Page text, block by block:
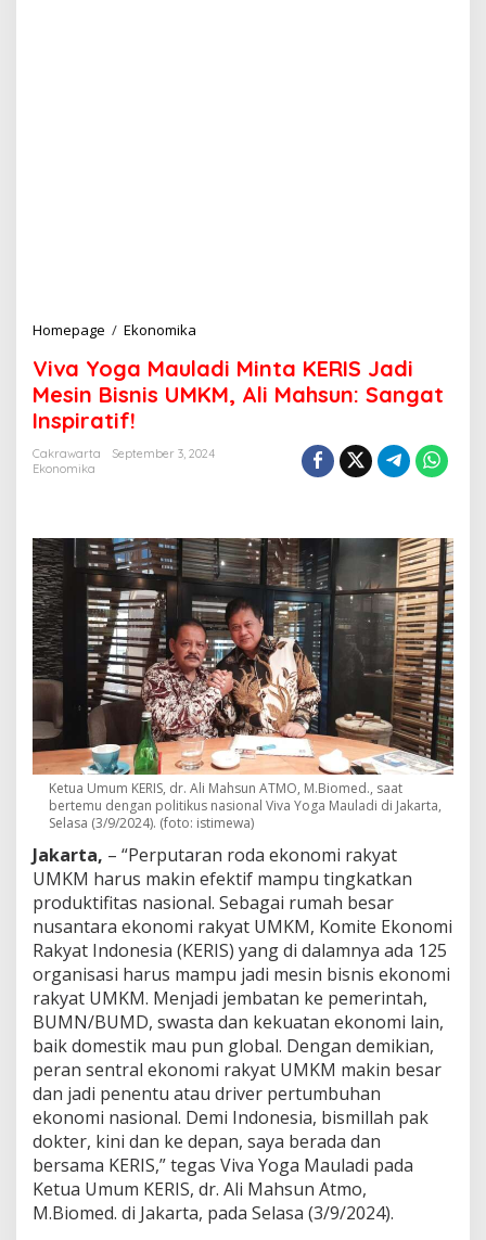
Homepage / Ekonomika
v
a
Y
g
l
a
d
i
M
i
n
t
a
K
E
R
I
S
J
d
M
e
s
i
n
B
i
s
n
i
s
U
M
K
M
,
A
l
Viva Yoga Mauladi Minta KERIS Jadi
Mesin Bisnis UMKM, Ali Mahsun: Sangat
Inspiratif!
Cakrawarta
September 3, 2024
Ekonomika
Ketua Umum KERIS, dr. Ali Mahsun ATMO, M.Biomed., saat
bertemu dengan politikus nasional Viva Yoga Mauladi di Jakarta,
Selasa (3/9/2024). (foto: istimewa)
Jakarta, – “Perputaran roda ekonomi rakyat
UMKM harus makin efektif mampu tingkatkan
produktifitas nasional. Sebagai rumah besar
nusantara ekonomi rakyat UMKM, Komite Ekonomi
Rakyat Indonesia (KERIS) yang di dalamnya ada 125
organisasi harus mampu jadi mesin bisnis ekonomi
rakyat UMKM. Menjadi jembatan ke pemerintah,
BUMN/BUMD, swasta dan kekuatan ekonomi lain,
baik domestik mau pun global. Dengan demikian,
peran sentral ekonomi rakyat UMKM makin besar
dan jadi penentu atau driver pertumbuhan
ekonomi nasional. Demi Indonesia, bismillah pak
dokter, kini dan ke depan, saya berada dan
bersama KERIS,” tegas Viva Yoga Mauladi pada
Ketua Umum KERIS, dr. Ali Mahsun Atmo,
M.Biomed. di Jakarta, pada Selasa (3/9/2024).